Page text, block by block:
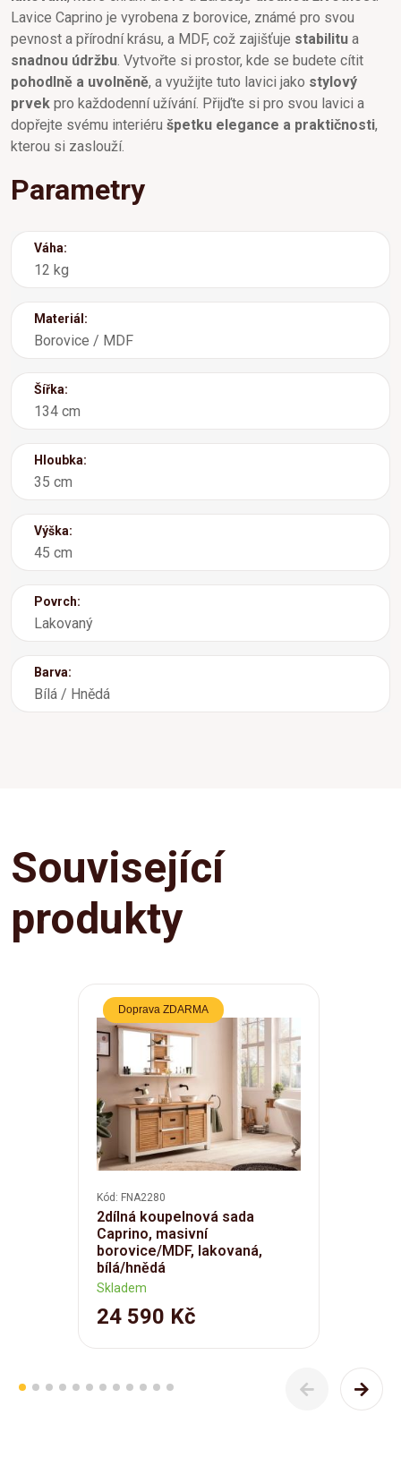
Lavice Caprino je vyrobena z borovice, známé pro svou
pevnost a přírodní krásu, a MDF, což zajišťuje stabilitu a
snadnou údržbu . Vytvořte si prostor, kde se budete cítit
pohodlně a uvolněně, a využijte tuto lavici jako stylový
prvek pro každodenní užívání. Přijďte si pro svou lavici a
dopřejte svému interiéru špetku elegance a praktičnosti,
kterou si zaslouží.
Parametry
Váha:
12 kg
Materiál:
Borovice / MDF
Šířka:
134 cm
Hloubka:
35 cm
Výška:
45 cm
Povrch:
Lakovaný
Barva:
Bílá / Hnědá
Související
produkty
Doprava ZDARMA
Kód: FNA2280
2dílná koupelnová sada
Caprino, masivní
borovice/MDF, lakovaná,
bílá/hnědá
Skladem
24 590 Kč